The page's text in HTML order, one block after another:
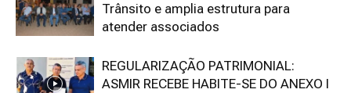
Trânsito e amplia estrutura para
atender associados
REGULARIZAÇÃO PATRIMONIAL:
ASMIR RECEBE HABITE-SE DO ANEXO I